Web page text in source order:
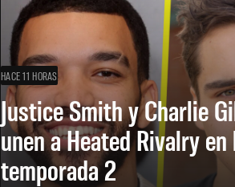
HACE 11 HORAS
Justice Smith y Charlie
unen a Heated Rivalry en
temporada 2